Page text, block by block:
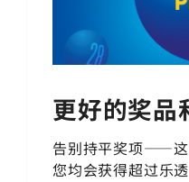
更好的奖品
告别持平奖项——这
您均会获得超过乐